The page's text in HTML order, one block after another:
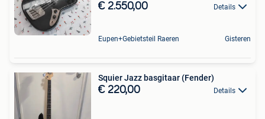
€ 2.550,00 Details
Eupen+Gebietsteil Raeren Gisteren
Squier Jazz basgitaar (Fender)
€ 220,00 Details